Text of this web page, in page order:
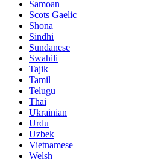
Samoan
Scots Gaelic
Shona
Sindhi
Sundanese
Swahili
Tajik
Tamil
Telugu
Thai
Ukrainian
Urdu
Uzbek
Vietnamese
Welsh